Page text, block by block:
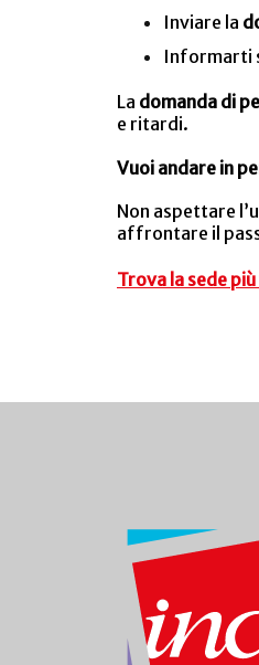
Inviare la
Informarti
La domanda di
e ritardi.
Vuoi andare in
Non aspettare
affrontare il
Trova la sede